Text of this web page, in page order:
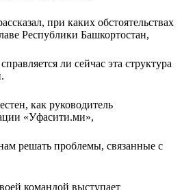
при каких обстоятельствах
Республики Башкортостан,
ли сейчас эта структура
как руководитель
«Уфасити.ми»,
решать проблемы, связанные с
командой выступает